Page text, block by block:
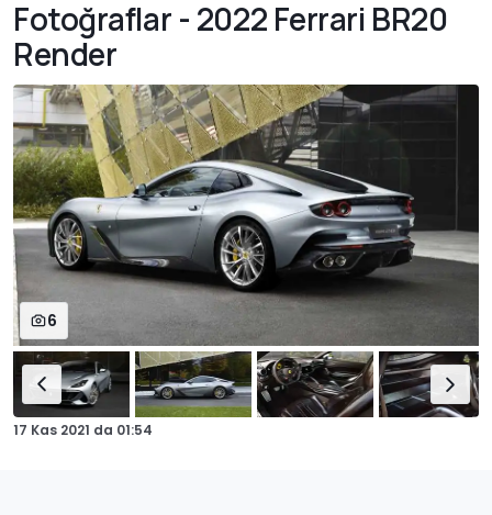
Fotoğraflar - 2022 Ferrari BR20
Render
6
17 Kas 2021 da 01:54